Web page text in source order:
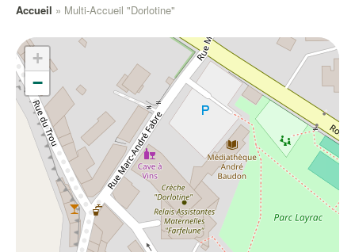
Fil
d'Ariane
Accueil Multi-Accueil "Dorlotine"
+
−
Établissements d'accueil petite enfance